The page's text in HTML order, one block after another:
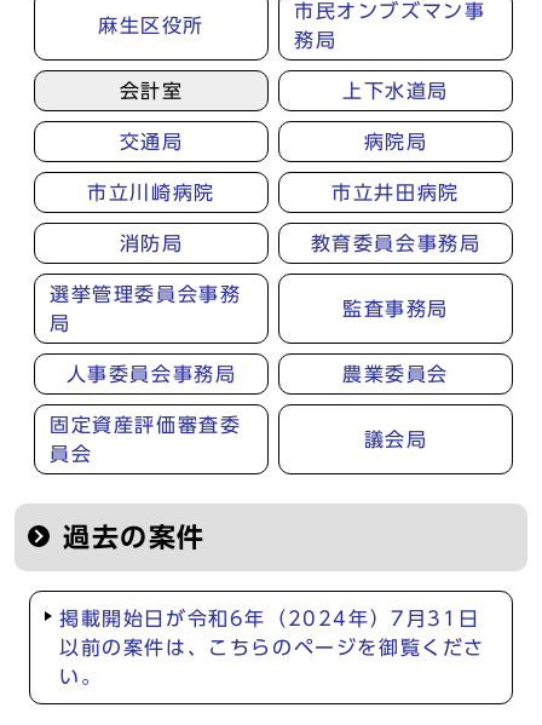
麻生区役所
市民オンブズマン事
務局
会計室 上下水道局
交通局 病院局
市立川崎病院 市立井田病院
消防局 教育委員会事務局
選挙管理委員会事務
局
監査事務局
人事委員会事務局 農業委員会
固定資産評価審査委
員会
議会局
過去の案件
掲載開始日が令和6年（2024年）7月31日
以前の案件は、こちらのページを御覧くださ
い。